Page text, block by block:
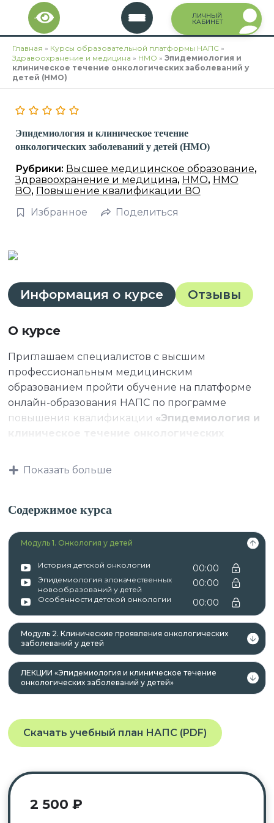
Перейти
содержимому
ЛИЧНЫЙ
КАБИНЕТ
Главная » Курсы образовательной платформы НАПС »
Здравоохранение и медицина » НМО » Эпидемиология и
клиническое течение онкологических заболеваний у
детей (НМО)
Эпидемиология и клиническое течение
онкологических заболеваний у детей (НМО)
Рубрики: Высшее медицинское образование,
Здравоохранение и медицина, НМО, НМО
ВО, Повышение квалификации ВО
Избранное
Поделиться
Информация о курсе Отзывы
О курсе
Приглашаем специалистов с высшим
профессиональным медицинским
образованием пройти обучение на платформе
онлайн-образования НАПС по программе
повышения квалификации «Эпидемиология и
профессиональные стандарты,
квалификационные требования, указанные в
квалификационных справочниках по должности,
профессии и специальности, или
квалификационному требованию к
профессиональным знаниям и навыкам,
необходимым для исполнения должностных
обязанностей.
После успешного окончания обучения вы
получаете документы установленного образца в
курс повышения квалификации с
квалификации с зачислением баллов
Показать больше
Содержимое курса
Модуль 1. Онкология у детей
История детской онкологии 00:00
Эпидемиология злокачественных
новообразований у детей
00:00
Особенности детской онкологии 00:00
Модуль 2. Клинические проявления онкологических
заболеваний у детей
ЛЕКЦИИ «Эпидемиология и клиническое течение
онкологических заболеваний у детей»
Скачать учебный план НАПС (PDF)
2 500 ₽